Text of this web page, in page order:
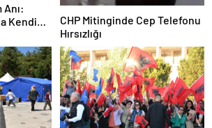
Anı:
Kendine
CHP Mitinginde Cep Telefonu
Hırsızlığı